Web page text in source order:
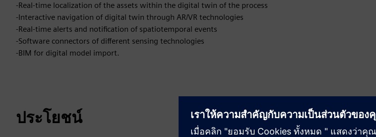
-Real-time localization of the assets within the digital twin of the process
-Interactive navigation of digital twin through AR/VR technologies
-Real-time alerts and notification of spatiotemporal events
-Software connectors of different sensing technologies
-BIM for digital model import.
ประโยชน์